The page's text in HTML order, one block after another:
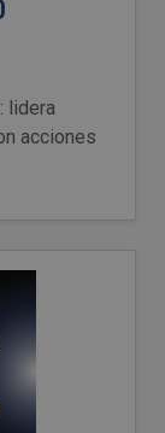
lidera
acciones